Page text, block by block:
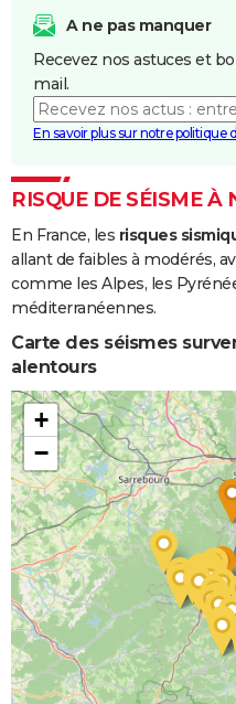
et/ou
Inondations
et/ou
Boue
01/04/1983
Inondations
et/ou
Coulées de
Boue
08/12/1982
A ne pas manquer
Recevez nos astuces et
mail.
En savoir plus sur notre politique
RISQUE DE SÉISME À
En France, les risques
allant de faibles à modérés,
comme les Alpes, les
méditerranéennes.
Carte des séismes
alentours
+
−